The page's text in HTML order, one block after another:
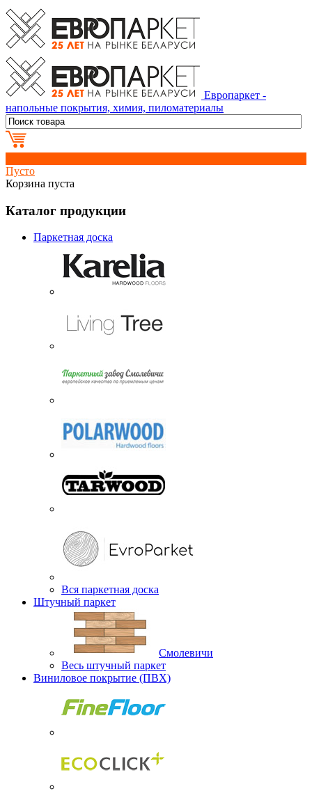
Европаркет -
напольные покрытия, химия, пиломатериалы
Пусто
Корзина пуста
Каталог продукции
Паркетная доска
Вся паркетная доска
Штучный паркет
Смолевичи
Весь штучный паркет
Виниловое покрытие (ПВХ)